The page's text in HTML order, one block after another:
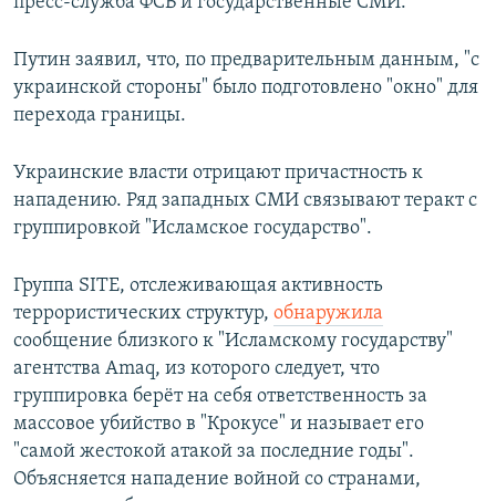
Путин заявил, что, по предварительным данным, "с
украинской стороны" было подготовлено "окно" для
перехода границы.
Украинские власти отрицают причастность к
нападению. Ряд западных СМИ связывают теракт с
группировкой "Исламское государство".
Группа SITE, отслеживающая активность
террористических структур, обнаружила
сообщение близкого к "Исламскому государству"
агентства Amaq, из которого следует, что
группировка берёт на себя ответственность за
массовое убийство в "Крокусе" и называет его
"самой жестокой атакой за последние годы".
Объясняется нападение войной со странами,